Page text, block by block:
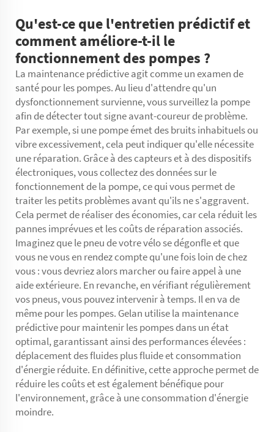
Qu'est-ce que l'entretien prédictif et
comment améliore-t-il le
fonctionnement des pompes ?
La maintenance prédictive agit comme un examen de
santé pour les pompes. Au lieu d'attendre qu'un
dysfonctionnement survienne, vous surveillez la pompe
afin de détecter tout signe avant-coureur de problème.
Par exemple, si une pompe émet des bruits inhabituels ou
vibre excessivement, cela peut indiquer qu'elle nécessite
une réparation. Grâce à des capteurs et à des dispositifs
électroniques, vous collectez des données sur le
fonctionnement de la pompe, ce qui vous permet de
traiter les petits problèmes avant qu'ils ne s'aggravent.
Cela permet de réaliser des économies, car cela réduit les
pannes imprévues et les coûts de réparation associés.
Imaginez que le pneu de votre vélo se dégonfle et que
vous ne vous en rendez compte qu'une fois loin de chez
vous : vous devriez alors marcher ou faire appel à une
aide extérieure. En revanche, en vérifiant régulièrement
vos pneus, vous pouvez intervenir à temps. Il en va de
même pour les pompes. Gelan utilise la maintenance
prédictive pour maintenir les pompes dans un état
optimal, garantissant ainsi des performances élevées :
déplacement des fluides plus fluide et consommation
d'énergie réduite. En définitive, cette approche permet de
réduire les coûts et est également bénéfique pour
l'environnement, grâce à une consommation d'énergie
moindre.